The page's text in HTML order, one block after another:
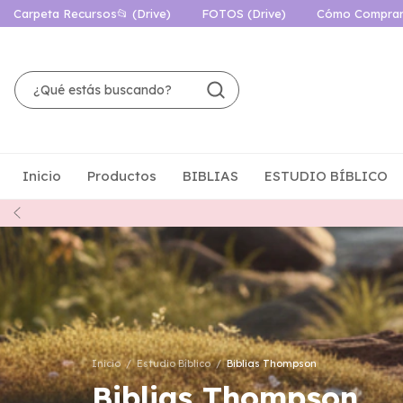
Carpeta Recursos📂 (Drive) FOTOS (Drive) Cómo Comprar
Inicio Productos BIBLIAS ESTUDIO BÍBLICO
Inicio / Estudio Bíblico / Biblias Thompson